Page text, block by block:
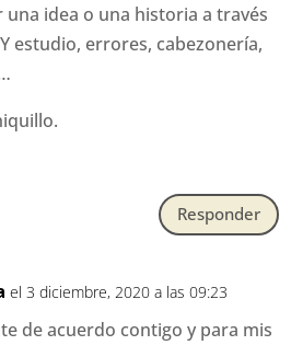
idea o una historia a través
estudio, errores, cabezonería,
Responder
el 3 diciembre, 2020 a las 09:23
de acuerdo contigo y para mis